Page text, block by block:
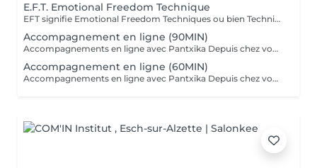
E.F.T. Emotional Freedom Technique
EFT signifie Emotional Freedom Techniques ou bien Techniques de Libération Emotionnelle Cette pratique est un dérivé de la médecine traditionnelle chinoise. Il s'agit de tapoter doucement certains points spécifiques situés sur nos méridiens (du haut du corps et de nos mains). En tapotant ainsi tout en exprimant ce qui nous dérange, on équilibre les méridiens perturbés. En fin de séance, vous conservez la mémoire de l'évènement qui vous a dérangé, mais n'en ressentez plus la charge émotive qui l'accompagnait. Elle est utile pour toutes les émotions négatives telles que les angoisses, la tristesse, la peur, la honte, la culpabilité... L'EFT nous permet d'exprimer nos maux par des mots. C'est une méthode rapide, efficace et interactive. L'essayer c'est l'adopter ! Séance possible en distanciel, merci de prendre contact par mail "Prochainement, des ateliers en distanciel seront proposés"
Accompagnement en ligne (90MIN)
Accompagnements en ligne avec Pantxika Depuis chez vous, bénéficiez d'un accompagnement sur-mesure pour retrouver équilibre et sérénité. Chaque séance commence par une anamnèse pour comprendre votre parcours, vos besoins et vos attentes. Parce que chaque personne est unique, l'accompagnement est entièrement personnalisé. EFT (Emotional Freedom Techniques) : Libérez-vous des blocages émotionnels, du stress et des croyances limitantes grâce à cette technique de libération des émotions. IEP (Intention-Based Energy Process - Steve Wells) : Une approche puissante pour travailler sur vos résistances inconscientes et renforcer votre résilience. Reiki : Recevez une harmonisation énergétique à distance pour apaiser le corps et l'esprit. Réflexologie palmaire : Stimulez les points réflexes des mains pour favoriser le bien-être général. Comment ça marche ? Prenez rendez-vous en ligne. Recevez un lien Zoom après votre réservation. Connectez-vous à l'heure convenue pour votre séance. Où que vous soyez, je vous accompagne avec bienveillance et efficacité. Réservez votre séance dès maintenant Pantxika
Accompagnement en ligne (60MIN)
Accompagnements en ligne avec Pantxika Depuis chez vous, bénéficiez d'un accompagnement sur-mesure pour retrouver équilibre et sérénité. Chaque séance commence par une anamnèse pour comprendre votre parcours, vos besoins et vos attentes. Parce que chaque personne est unique, l'accompagnement est entièrement personnalisé. EFT (Emotional Freedom Techniques) : Libérez-vous des blocages émotionnels, du stress et des croyances limitantes grâce à cette technique de libération des émotions. IEP (Intention-Based Energy Process - Steve Wells) : Une approche puissante pour travailler sur vos résistances inconscientes et renforcer votre résilience. Reiki : Recevez une harmonisation énergétique à distance pour apaiser le corps et l'esprit. Réflexologie palmaire : Stimulez les points réflexes des mains pour favoriser le bien-être général. Comment ça marche ? Prenez rendez-vous en ligne. Recevez un lien Zoom après votre réservation. Connectez-vous à l'heure convenue pour votre séance. Où que vous soyez, je vous accompagne avec bienveillance et efficacité. Réservez votre séance dès maintenant Pantxika